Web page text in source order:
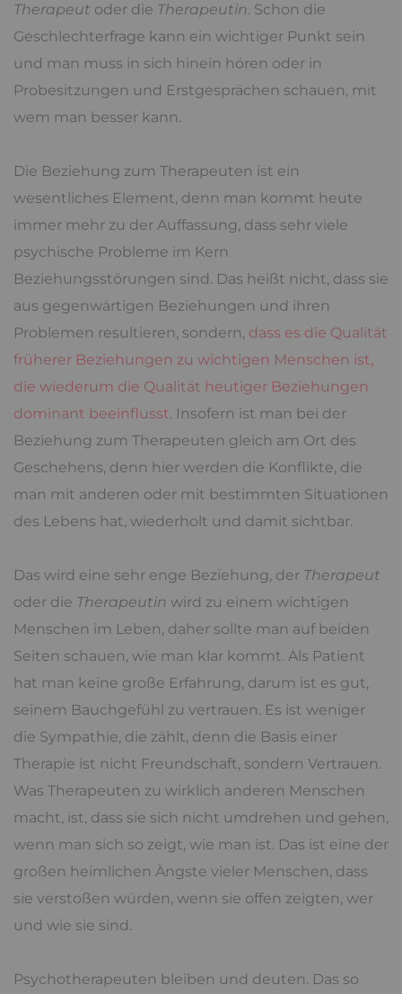
Therapeut oder die Therapeutin. Schon die
Geschlechterfrage kann ein wichtiger Punkt sein
und man muss in sich hinein hören oder in
Probesitzungen und Erstgesprächen schauen, mit
wem man besser kann.
Die Beziehung zum Therapeuten ist ein
wesentliches Element, denn man kommt heute
immer mehr zu der Auffassung, dass sehr viele
psychische Probleme im Kern
Beziehungsstörungen sind. Das heißt nicht, dass sie
aus gegenwärtigen Beziehungen und ihren
Problemen resultieren, sondern, dass es die Qualität
früherer Beziehungen zu wichtigen Menschen ist,
die wiederum die Qualität heutiger Beziehungen
dominant beeinflusst. Insofern ist man bei der
Beziehung zum Therapeuten gleich am Ort des
Geschehens, denn hier werden die Konflikte, die
man mit anderen oder mit bestimmten Situationen
des Lebens hat, wiederholt und damit sichtbar.
Das wird eine sehr enge Beziehung, der Therapeut
oder die Therapeutin wird zu einem wichtigen
Menschen im Leben, daher sollte man auf beiden
Seiten schauen, wie man klar kommt. Als Patient
hat man keine große Erfahrung, darum ist es gut,
seinem Bauchgefühl zu vertrauen. Es ist weniger
die Sympathie, die zählt, denn die Basis einer
Therapie ist nicht Freundschaft, sondern Vertrauen.
Was Therapeuten zu wirklich anderen Menschen
macht, ist, dass sie sich nicht umdrehen und gehen,
wenn man sich so zeigt, wie man ist. Das ist eine der
großen heimlichen Ängste vieler Menschen, dass
sie verstoßen würden, wenn sie offen zeigten, wer
und wie sie sind.
Psychotherapeuten bleiben und deuten. Das so